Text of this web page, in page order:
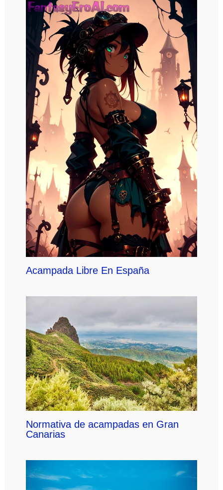
Acampada Libre En España
Normativa de acampadas en Gran
Canarias